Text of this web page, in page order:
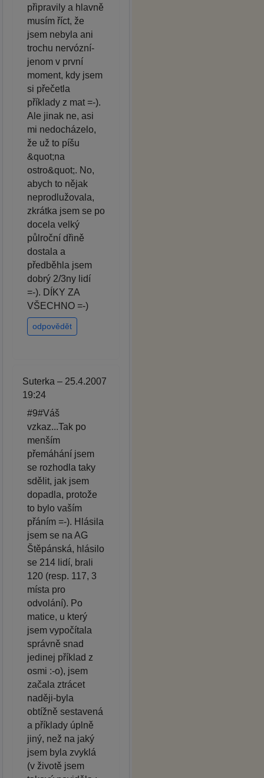
připravily a hlavně
musím říct, že
jsem nebyla ani
trochu nervózní-
jenom v první
moment, kdy jsem
si přečetla
příklady z mat =-).
Ale jinak ne, asi
mi nedocházelo,
že už to píšu
&quot;na
ostro&quot;. No,
abych to nějak
neprodlužovala,
zkrátka jsem se po
docela velký
půlroční dřině
dostala a
předběhla jsem
dobrý 2/3ny lidí
=-). DÍKY ZA
VŠECHNO =-)
odpovědět
Suterka – 25.4.2007
19:24
#9#Váš
vzkaz...Tak po
menším
přemáhání jsem
se rozhodla taky
sdělit, jak jsem
dopadla, protože
to bylo vaším
přáním =-). Hlásila
jsem se na AG
Štěpánská, hlásilo
se 214 lidí, brali
120 (resp. 117, 3
místa pro
odvolání). Po
matice, u který
jsem vypočítala
správně snad
jedinej příklad z
osmi :-o), jsem
začala ztrácet
naději-byla
obtížně sestavená
a příklady úplně
jiný, než na jaký
jsem byla zvyklá
(v životě jsem